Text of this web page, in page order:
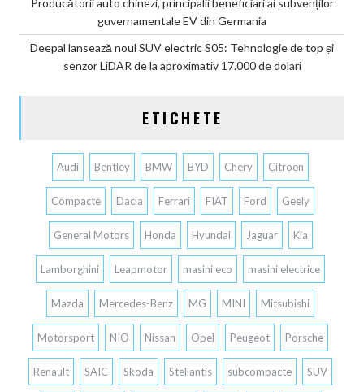
Producătorii auto chinezi, principalii beneficiari ai subvenților
guvernamentale EV din Germania
Deepal lansează noul SUV electric S05: Tehnologie de top și
senzor LiDAR de la aproximativ 17.000 de dolari
ETICHETE
Audi Bentley BMW BYD Chery Citroen
Compacte Dacia Ferrari FIAT Ford Geely
General Motors Honda Hyundai Jaguar Kia
Lamborghini Leapmotor masini eco masini electrice
Mazda Mercedes-Benz MG MINI Mitsubishi
Motorsport NIO Nissan Opel Peugeot Porsche
Renault SAIC Skoda Stellantis subcompacte SUV